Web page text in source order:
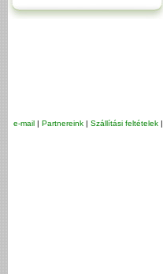
e-mail| Partnereink| Szállítási feltételek|